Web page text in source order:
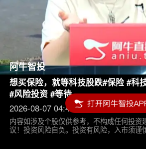
阿牛智投
想买保险，就等科技股跌#保险 #科
#风险投资 #等待
2026-08-07 04:45
内容如涉及个股仅供参考，不构成任何投资
议！投资风险自负。投资有风险，入市须谨